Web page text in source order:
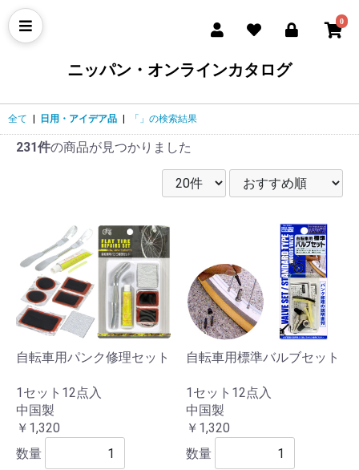
0
ニッパン・オンラインカタログ
全て 日用・アイデア品 「」の検索結果
231件の商品が見つかりました
自転車用パンク修理セット
1セット12点入
中国製
￥1,320
数量
自転車用標準バルブセット
1セット12点入
中国製
￥1,320
数量